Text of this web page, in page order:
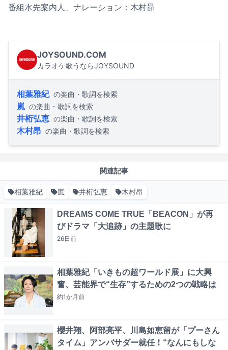
番組水先案内人、ナレーション：木村昴
JOYSOUND.COM
カラオケ歌うならJOYSOUND
相葉雅紀 の楽曲・歌詞を検索
嵐 の楽曲・歌詞を検索
井桁弘恵 の楽曲・歌詞を検索
木村昂 の楽曲・歌詞を検索
関連記事
相葉雅紀 嵐 井桁弘恵 木村昂
DREAMS COME TRUE「BEACON」が再
びドラマ「大追跡」の主題歌に
26日前
相葉雅紀「いきもの超ワールド展」に大興
奮、芸能界で“生存”するための2つの戦略は
約1か月前
櫻井翔、阿部亮平、川島如恵留が「プーさん
タイム」アンバサダー就任！“なんにもしな